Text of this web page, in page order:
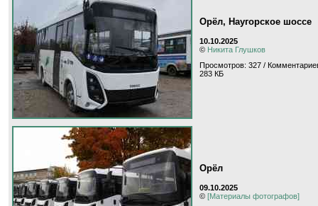
Орёл, Наугорское шоссе
10.10.2025
© Никита Глушков
Просмотров: 327 /
283 КБ
Орёл
09.10.2025
© [Материалы фотографов]